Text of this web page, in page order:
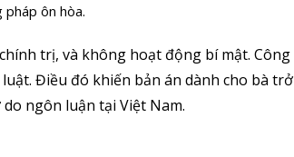
ôn hòa.
trị, và không hoạt động bí mật. Công
Điều đó khiến bản án dành cho bà trở
ngôn luận tại Việt Nam.